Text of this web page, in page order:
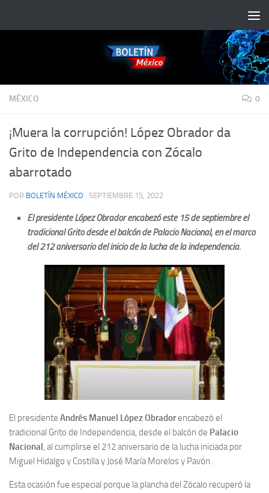
MÉXICO 0
¡Muera la corrupción! López Obrador da
Grito de Independencia con Zócalo
abarrotado
POR BOLETÍN MÉXICO · SEPTIEMBRE 15, 2022
El presidente López Obrador encabezó este 15 de septiembre el
tradicional Grito desde el balcón de Palacio Nacional, en el marco
del 212 aniversario del inicio de la lucha de la independencia.
El presidente Andrés Manuel López Obradorencabezó el
tradicional Grito de Independencia, desde el balcón de Palacio
Nacional, al cumplirse el 212 aniversario de la lucha iniciada por
Miguel Hidalgo y Costilla y José María Morelos y Pavón.
Esta ocasión fue especial porque la plancha del Zócalo recuperó la